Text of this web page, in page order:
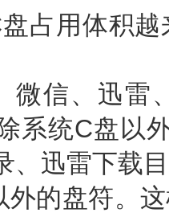
占用体积
信、迅雷
系统C盘以
、迅雷下载
外的盘符。